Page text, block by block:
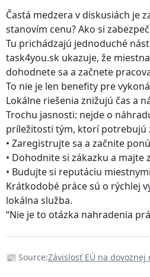
Častá medzera v diskusiách je
stanovím cenu? Ako si
Tu prichádzajú jednoduché
task4you.sk ukazuje, že
dohodnete sa a začnete
To nie je len benefity pre
Lokálne riešenia znižujú čas a
Trochu jasnosti: nejde o
príležitosti tým, ktorí potrebujú
• Zaregistrujte sa a začnite
• Dohodnite si zákazku a majte
• Budujte si reputáciu
Krátkodobé práce sú o rýchlej
lokálna služba.
“Nie je to otázka nahradenia
📰 Source:Závislosť EÚ na